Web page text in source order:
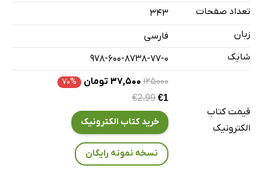
تعداد صفحات
343
زبان
فارسی
شابک
978-600-8738-77-0
قیمت کتاب
الکترونیک
۱۲۵۰۰۰ ۳۷,۵۰۰ تومان ۷۰%
€2.99 €1
خرید کتاب الکترونیک
نسخه نمونه رایگان